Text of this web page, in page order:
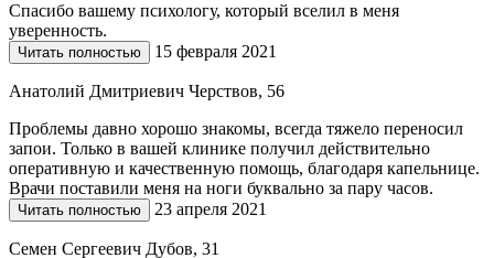
Спасибо вашему психологу, который вселил в меня
уверенность.
Читать полностью 15 февраля 2021
Анатолий Дмитриевич Черствов, 56
Проблемы давно хорошо знакомы, всегда тяжело переносил
запои. Только в вашей клинике получил действительно
оперативную и качественную помощь, благодаря капельнице.
Врачи поставили меня на ноги буквально за пару часов.
Читать полностью 23 апреля 2021
Семен Сергеевич Дубов, 31